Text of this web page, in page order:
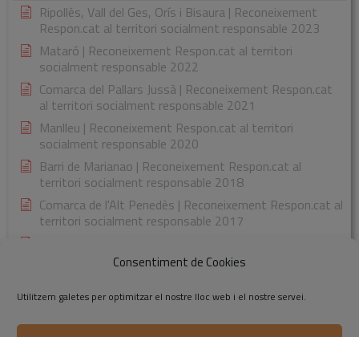
Consentiment de Cookies
Utilitzem galetes per optimitzar el nostre lloc web i el nostre servei.
Ripollès, Vall del Ges, Orís i Bisaura | Reconeixement
Respon.cat al territori socialment responsable 2023
Mataró | Reconeixement Respon.cat al territori
socialment responsable 2022
Comarca del Pallars Jussà | Reconeixement Respon.cat
al territori socialment responsable 2021
Manlleu | Reconeixement Respon.cat al territori
socialment responsable 2020
Barri de Marianao | Reconeixement Respon.cat al
territori socialment responsable 2018
Comarca de l'Alt Penedès | Reconeixement Respon.cat al
territori socialment responsable 2017
territori socialment responsable 2015